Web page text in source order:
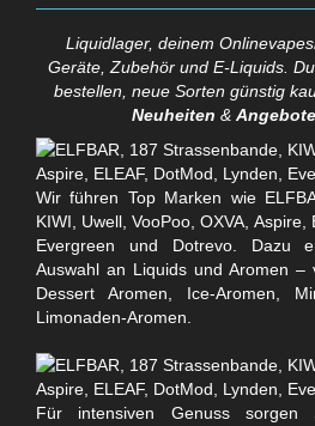
Liquidlager, deinem
Geräte, Zubehör und E-Liquids.
bestellen, neue Sorten günstig
Neuheiten & Angebote
Wir führen Top Marken wie
KIWI, Uwell, VooPoo, OXVA, Aspire,
Evergreen und Dotrevo. Dazu
Auswahl an Liquids und Aromen –
Dessert Aromen, Ice-Aromen,
Limonaden-Aromen.
Für intensiven Genuss sorgen